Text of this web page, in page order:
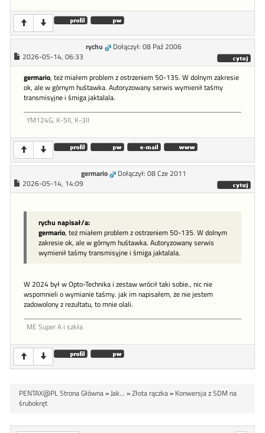
rychu
Dołączył: 08 Paź 2006
2026-05-14, 06:33
germario, też miałem problem z ostrzeniem 50-135. W dolnym zakresie
ok, ale w górnym huśtawka. Autoryzowany serwis wymienił taśmy
transmisyjne i śmiga jaktalala.
YM124G, K-5II, K-3II
germario
Dołączył: 08 Cze 2011
2026-05-14, 14:09
rychu napisał/a:
germario, też miałem problem z ostrzeniem 50-135. W dolnym
zakresie ok, ale w górnym huśtawka. Autoryzowany serwis
wymienił taśmy transmisyjne i śmiga jaktalala.
W 2024 był w Opto-Technika i zestaw wrócił taki sobie., nic nie
wspomnieli o wymianie taśmy. jak im napisałem, że nie jestem
zadowolony z rezultatu, to mnie olali.
ME Super A i szkła
PENTAX@PL Strona Główna»Jak... »Złota rączka» Konwersja z SDM na
śrubokręt